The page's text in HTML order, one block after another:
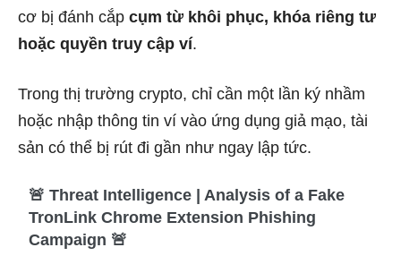
cơ bị đánh cắp cụm từ khôi phục, khóa riêng tư
hoặc quyền truy cập ví.
Trong thị trường crypto, chỉ cần một lần ký nhầm
hoặc nhập thông tin ví vào ứng dụng giả mạo, tài
sản có thể bị rút đi gần như ngay lập tức.
🚨 Threat Intelligence | Analysis of a Fake
TronLink Chrome Extension Phishing
Campaign 🚨